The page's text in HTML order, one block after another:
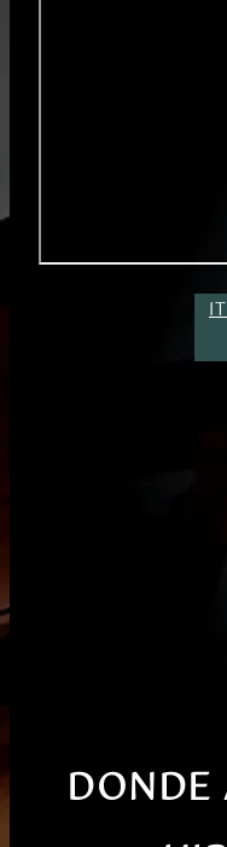
DONDE